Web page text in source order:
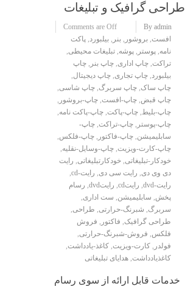
طراحی گرافیک و تبلیغات
By admin
Comments are Off
افست, بروشور , بنر , بیلبورد, پاکت
نامه, پوستر , پوشه, تبلیغات محیطی,
تراکت, چاپ اداری, چاپ بنر , چاپ
بیلبورد, چاپ تجاری, چاپ دیجیتال,
چاپ ساک, چاپ سربرگ, چاپ شاسی,
چاپ قبض, چاپ-افست, چاپ-بروشور ,
چاپ-بلیط, چاپ-پاکت, چاپ-پاکت نامه,
چاپ-پوستر , چاپ-تراکت, چاپ-
سابلیمیشن, چاپ-فاکتور , چاپ-فلکس,
چاپ-کارت-ویزیت, چاپ-وسایل-نقلیه,
خودکار-تبلیغاتی, خودکارتبلیغاتی, رایت
دی وی دی, رایت سی دی, رایت-cd
,
رایت-dvd
, رایتcd , رایتdvd , رسام
پخش, سابلیمیشن, ست اداری,
سربرگ, شبرنگ-حرارتی, طراحی,
طراحی گرافیک, فاکتور , فروش
فلکس, فروش-شبرنگ-حرارتی,
فولدر , کارت-ویزیت, کاغذ-یادداشت,
کاغذیادداشت, هدایای تبلیغاتی
خدمات قابل ارائه از سوی رسام